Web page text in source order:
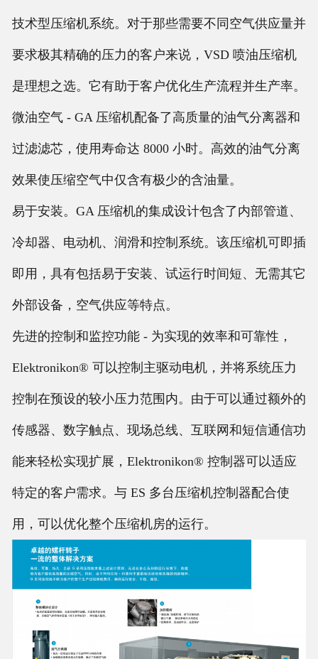
技术型压缩机系统。对于那些需要不同空气供应量并
要求极其精确的压力的客户来说，VSD 喷油压缩机
是理想之选。它有助于客户优化生产流程并生产率。
微油空气 - GA 压缩机配备了高质量的油气分离器和
过滤滤芯，使用寿命达 8000 小时。高效的油气分离
效果使压缩空气中仅含有极少的含油量。
易于安装。GA 压缩机的集成设计包含了内部管道、
冷却器、电动机、润滑和控制系统。该压缩机可即插
即用，具有包括易于安装、试运行时间短、无需其它
外部设备，空气供应等特点。
先进的控制和监控功能 - 为实现的效率和可靠性，
Elektronikon® 可以控制主驱动电机，并将系统压力
控制在预设的较小压力范围内。由于可以通过额外的
传感器、数字触点、现场总线、互联网和短信通信功
能来轻松实现扩展，Elektronikon® 控制器可以适应
特定的客户需求。与 ES 多台压缩机控制器配合使
用，可以优化整个压缩机房的运行。